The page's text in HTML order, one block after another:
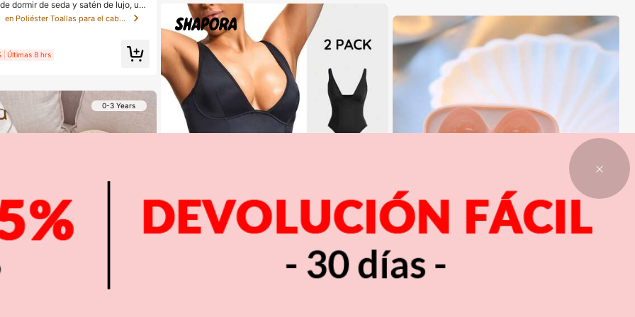
dormir de seda y satén de lujo, uni
de protección del cabello, liger
usar toda la noche, cuidado del ca
suave al cuero cabelludo, para ell
en Poliéster Toallas para el cabello
Últimas 8 hrs
0-3 Years